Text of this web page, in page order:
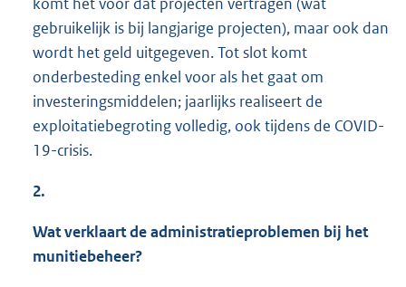
gebruikelijk is bij langjarige projecten), maar ook dan
wordt het geld uitgegeven. Tot slot komt
onderbesteding enkel voor als het gaat om
investeringsmiddelen; jaarlijks realiseert de
exploitatiebegroting volledig, ook tijdens de COVID-
19-crisis.
2.
Wat verklaart de administratieproblemen bij het
munitiebeheer?